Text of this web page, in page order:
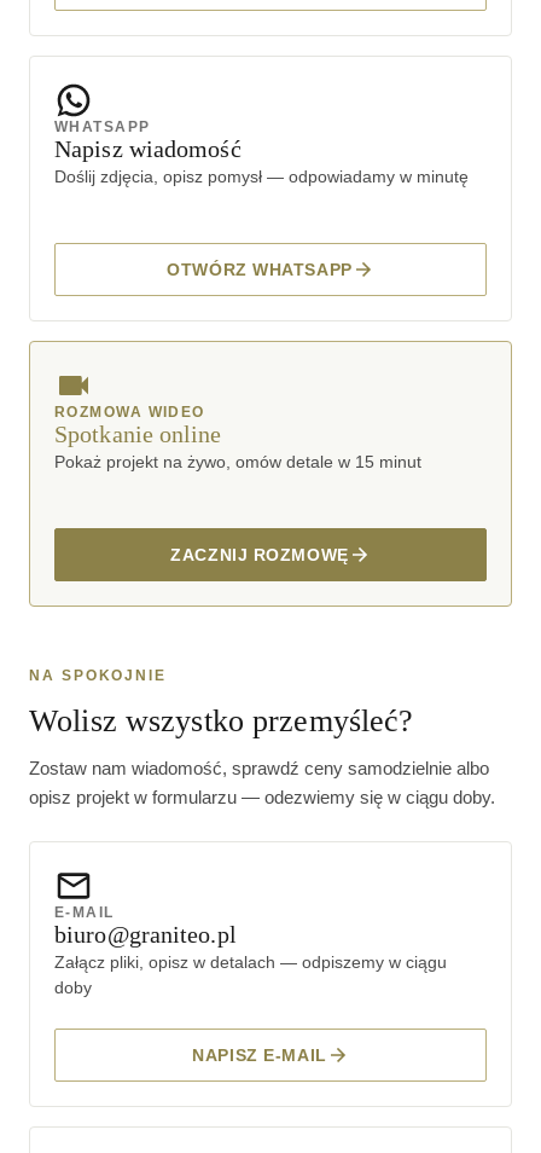
WHATSAPP
Napisz wiadomość
Doślij zdjęcia, opisz pomysł — odpowiadamy w minutę
OTWÓRZ WHATSAPP
ROZMOWA WIDEO
Spotkanie online
Pokaż projekt na żywo, omów detale w 15 minut
ZACZNIJ ROZMOWĘ
NA SPOKOJNIE
Wolisz wszystko przemyśleć?
Zostaw nam wiadomość, sprawdź ceny samodzielnie albo
opisz projekt w formularzu — odezwiemy się w ciągu doby.
E-MAIL
biuro@graniteo.pl
Załącz pliki, opisz w detalach — odpiszemy w ciągu
doby
NAPISZ E-MAIL